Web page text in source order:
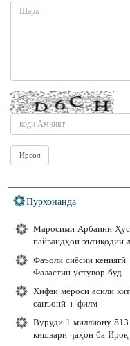
Пурхонанда
Маросими Арбаини
пайвандҳои
Фаъоли сиёсии
Фаластин устувор буд
Ҳифзи мероси асили
санъонӣ + филм
Вуруди 1 миллиону
кишвари ҷаҳон ба Ироқ